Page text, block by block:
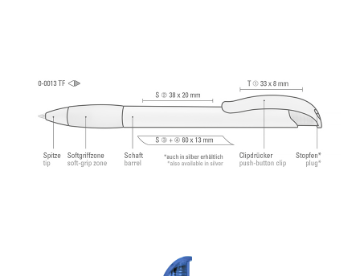
ISO 12757-2, dokumentenecht.